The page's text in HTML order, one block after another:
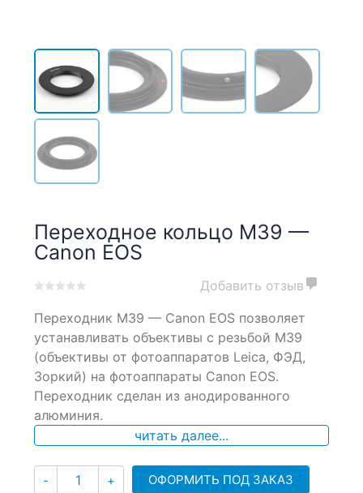
Переходное кольцо M39 —
Canon EOS
out
based
on
customer
ratings
Добавить отзыв
Переходник M39 — Canon EOS позволяет
устанавливать объективы с резьбой M39
(объективы от фотоаппаратов Leica, ФЭД,
Зоркий) на фотоаппараты Canon EOS.
Переходник сделан из анодированного
алюминия.
читать далее...
- Количество
+ ОФОРМИТЬ ПОД ЗАКАЗ